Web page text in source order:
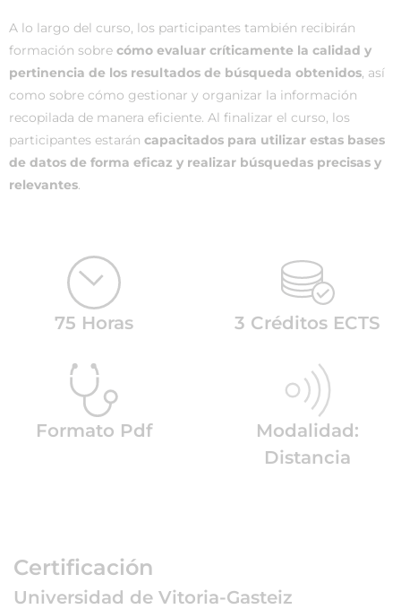
A lo largo del curso, los participantes también recibirán
formación sobre cómo evaluar críticamente la calidad y
pertinencia de los resultados de búsqueda obtenidos, así
como sobre cómo gestionar y organizar la información
recopilada de manera eficiente. Al finalizar el curso, los
participantes estarán capacitados para utilizar estas bases
de datos de forma eficaz y realizar búsquedas precisas y
relevantes.
75 Horas 3 Créditos ECTS
Formato Pdf
Modalidad:
Distancia
Certificación
Universidad de Vitoria-Gasteiz